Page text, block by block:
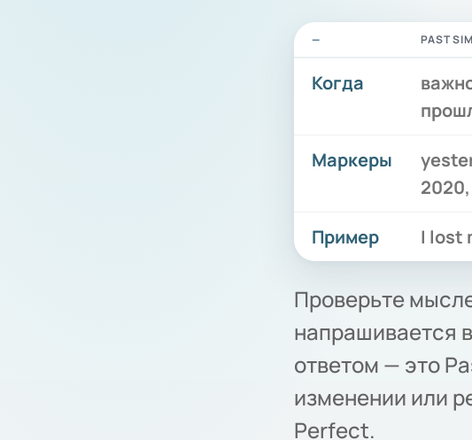
— PAST
Когда
Маркеры
Пример I lost
Проверьте
напрашивается
ответом — это
изменении или
Perfect.